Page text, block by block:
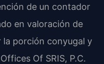
de un contador
en valoración de
la porción conyugal y
Of SRIS, P.C.